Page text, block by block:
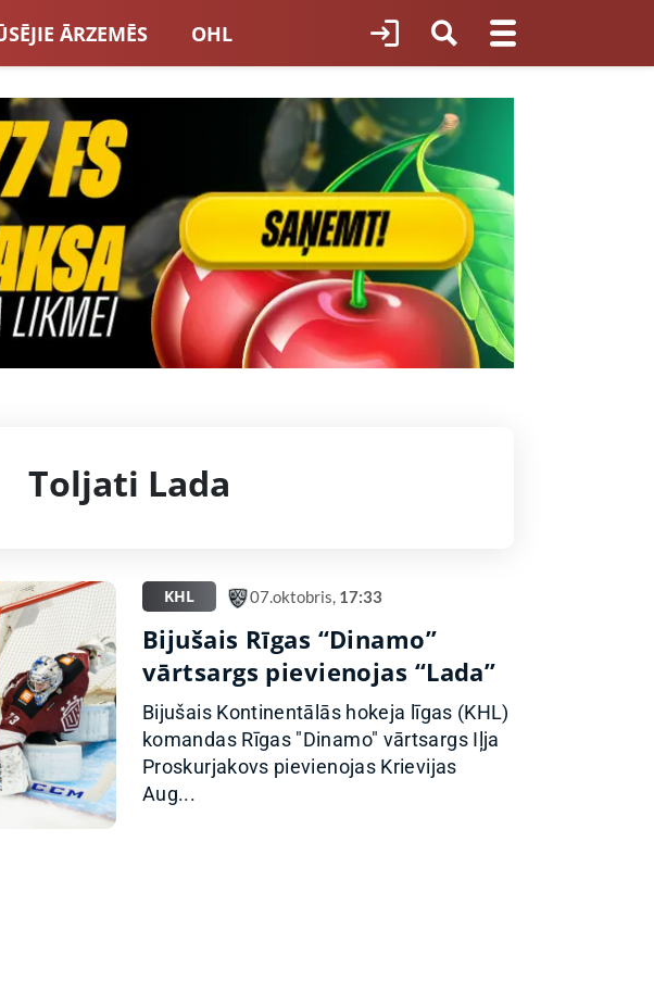
ĀRZEMĒS OHL
JAUNATNES HOKEJS
TOTALIZATORI LATVIJĀ
Toljati Lada
KHL 07.oktobris, 17:33
Bijušais Rīgas “Dinamo”
vārtsargs pievienojas “Lada”
Bijušais Kontinentālās hokeja līgas (KHL)
komandas Rīgas "Dinamo" vārtsargs Iļja
Proskurjakovs pievienojas Krievijas
Aug...